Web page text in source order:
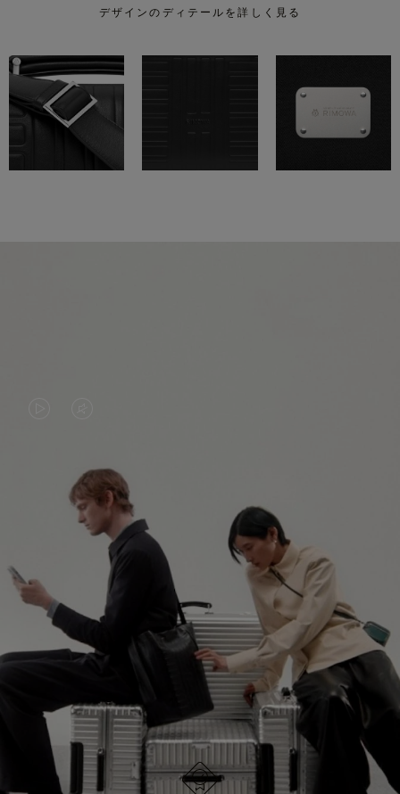
デザインのディテールを詳しく見る
PLAYED,
PLEASE
PRESS
TO
PAUSE
IT
MUTED,
PLEASE
PRESS
TO
UNMUTE
IT
新たな発見の旅へ
すべてのRIMOWAバッグを見る